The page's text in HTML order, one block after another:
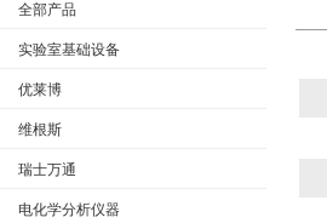
全部产品
实验室基础设备
优莱博
维根斯
瑞士万通
电化学分析仪器